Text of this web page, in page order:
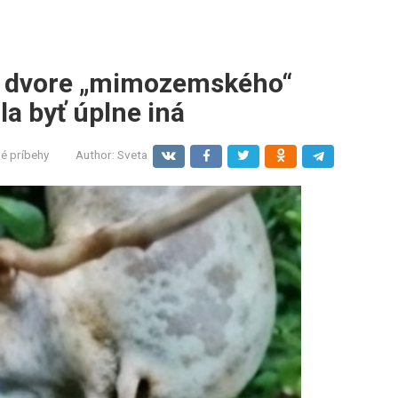
„mimozemského“
byť úplne iná
príbehy Author: Sveta